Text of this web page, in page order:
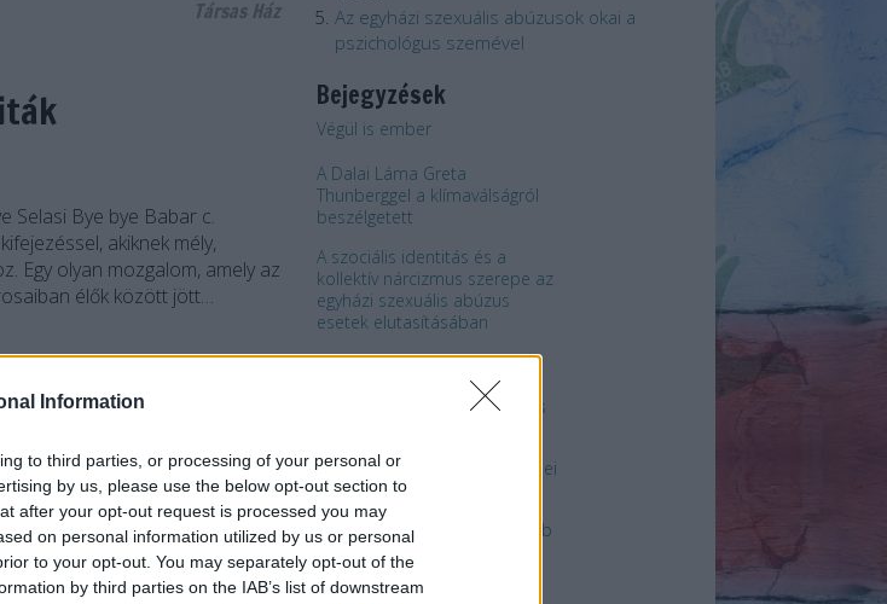
Information
to third parties, or processing of your personal or
by us, please use the below opt-out section to
after your opt-out request is processed you may
on personal information utilized by us or personal
to your opt-out. You may separately opt-out of the
by third parties on the IAB’s list of downstream
Társas Ház
Selasi Bye bye Babar c.
akiknek mély,
Egy olyan mozgalom, amely az
élők között jött…
komment
Társas Ház
Az egyházi szexuális abúzusok okai a
pszichológus szemével
Bejegyzések
Végül is ember
A Dalai Láma Greta
Thunberggel a klímaválságról
beszélgetett
A szociális identitás és a
kollektív nárcizmus szerepe az
egyházi szexuális abúzus
esetek elutasításában
A sivatagi anyák
"Értelmet, érzést csak építs, s
„Keresztény vezetők is részesei
az amerikai erőszaknak”
Mindnyájan testvérek egy jobb
világért
Keresztény politika? - Mustó